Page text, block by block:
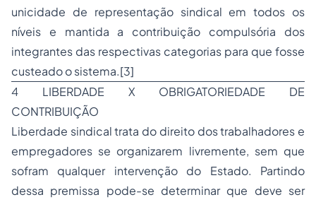
unicidade de representação sindical em todos os
níveis e mantida a contribuição compulsória dos
integrantes das respectivas categorias para que fosse
custeado o sistema.[3]
4 LIBERDADE X OBRIGATORIEDADE DE
CONTRIBUIÇÃO
Liberdade sindical trata do direito dos trabalhadores e
empregadores se organizarem livremente, sem que
sofram qualquer intervenção do Estado. Partindo
dessa premissa pode-se determinar que deve ser